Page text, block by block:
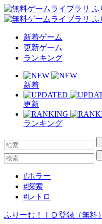
新着ゲーム
更新ゲーム
ランキング
新着
更新
ランキング
#ホラー
#探索
#レトロ
ふりーむ！ＩＤ登録（無料）